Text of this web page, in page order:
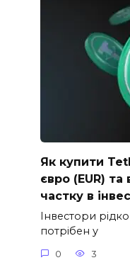
Як купити
євро (EUR)
частку в
Інвестори
потрібен у
0 3